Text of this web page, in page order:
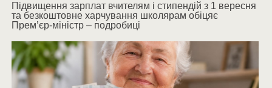
Підвищення зарплат вчителям і стипендій з 1 вересня
та безкоштовне харчування школярам обіцяє
Прем’єр-міністр – подробиці